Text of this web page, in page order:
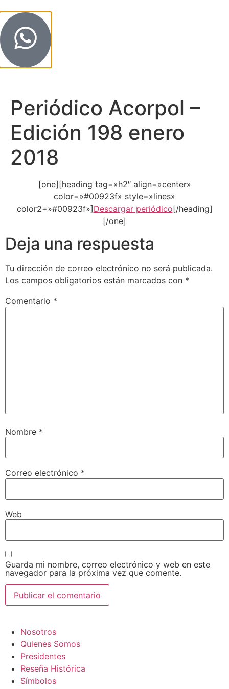
Periódico Acorpol –
Edición 198 enero
2018
[one][heading tag=»h2″ align=»center»
color=»#00923f» style=»lines»
color2=»#00923f»] Descargar periódico[/heading]
[/one]
Deja una respuesta
Tu dirección de correo electrónico no será publicada.
Los campos obligatorios están marcados con *
Comentario *
Nombre *
Correo electrónico *
Web
Guarda mi nombre, correo electrónico y web en este
navegador para la próxima vez que comente.
Nosotros
Quienes Somos
Presidentes
Reseña Histórica
Símbolos